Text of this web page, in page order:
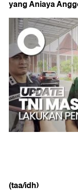
yang Aniaya
(taa/idh)